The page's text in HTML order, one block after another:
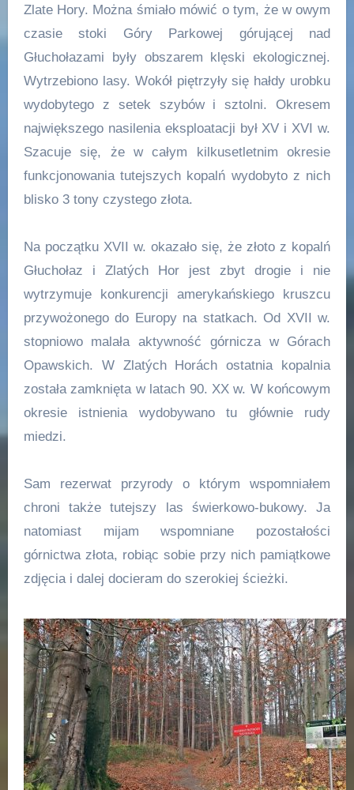
Zlate Hory. Można śmiało mówić o tym, że w owym
czasie stoki Góry Parkowej górującej nad
Głuchołazami były obszarem klęski ekologicznej.
Wytrzebiono lasy. Wokół piętrzyły się hałdy urobku
wydobytego z setek szybów i sztolni. Okresem
największego nasilenia eksploatacji był XV i XVI w.
Szacuje się, że w całym kilkusetletnim okresie
funkcjonowania tutejszych kopalń wydobyto z nich
blisko 3 tony czystego złota.
Na początku XVII w. okazało się, że złoto z kopalń
Głuchołaz i Zlatých Hor jest zbyt drogie i nie
wytrzymuje konkurencji amerykańskiego kruszcu
przywożonego do Europy na statkach. Od XVII w.
stopniowo malała aktywność górnicza w Górach
Opawskich. W Zlatých Horách ostatnia kopalnia
została zamknięta w latach 90. XX w. W końcowym
okresie istnienia wydobywano tu głównie rudy
miedzi.
Sam rezerwat przyrody o którym wspomniałem
chroni także tutejszy las świerkowo-bukowy. Ja
natomiast mijam wspomniane pozostałości
górnictwa złota, robiąc sobie przy nich pamiątkowe
zdjęcia i dalej docieram do szerokiej ścieżki.